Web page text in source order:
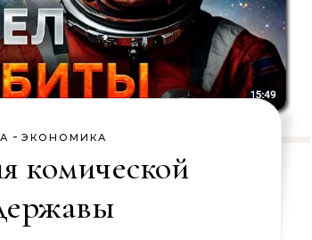
- ЭКОНОМИКА
комической